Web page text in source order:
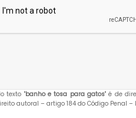
texto "banho e tosa para gatos" é de
autoral – artigo 184 do Código Penal –